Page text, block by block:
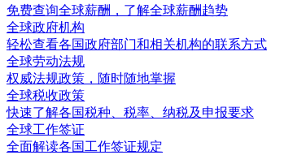
免费查询全球薪酬，了解全球薪酬趋势
全球政府机构
轻松查看各国政府部门和相关机构的联系方式
全球劳动法规
权威法规政策，随时随地掌握
全球税收政策
快速了解各国税种、税率、纳税及申报要求
全球工作签证
全面解读各国工作签证规定